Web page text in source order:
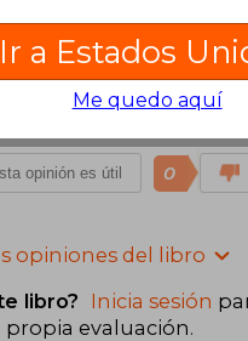
para los que
opinión es útil 0
opiniones del libro
libro? Inicia sesión
evaluación.
Ir a Estados
Me quedo aquí